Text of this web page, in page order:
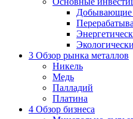
Добывающие
3 Обзор рынка металлов
Никель
Медь
Палладий
Платина
4 Обзор бизнеса